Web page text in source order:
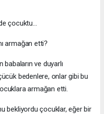
çocuktu...
armağan etti?
babaların ve duyarlı
bedenlere, onlar gibi bu
armağan etti.
bekliyordu çocuklar, eğer bir